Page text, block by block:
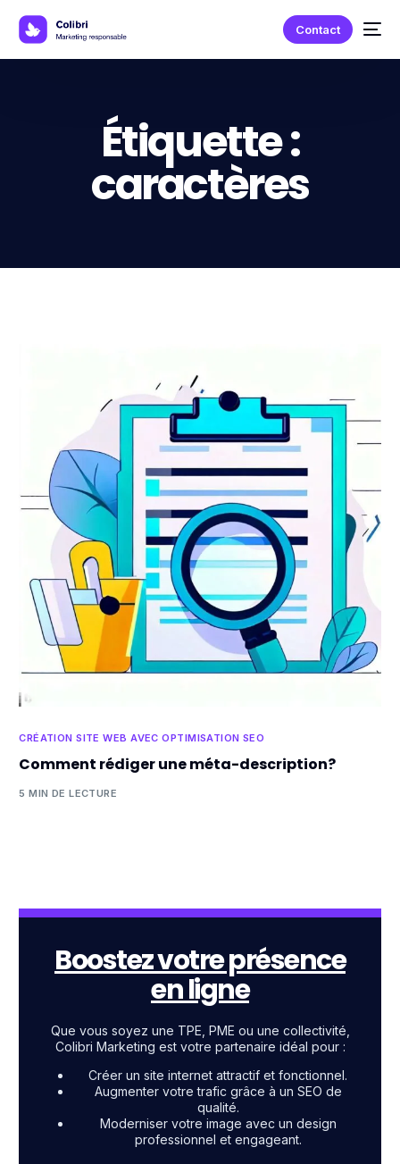
Contact
Étiquette :
caractères
CRÉATION SITE WEB AVEC OPTIMISATION SEO
Comment rédiger une méta-description?
5 MIN DE LECTURE
Boostez votre présence
en ligne
Que vous soyez une TPE, PME ou une collectivité,
Colibri Marketing est votre partenaire idéal pour :
Créer un site internet attractif et fonctionnel.
Augmenter votre trafic grâce à un SEO de
qualité.
Moderniser votre image avec un design
professionnel et engageant.